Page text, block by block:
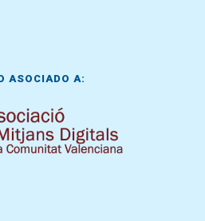
ASOCIADO A: